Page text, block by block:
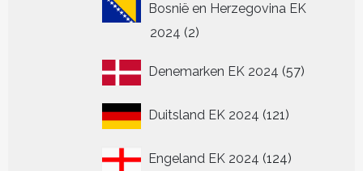
Bosnië en Herzegovina EK
2024 22
Denemarken EK 2024 5757
Duitsland EK 2024 121121
Engeland EK 2024 124124